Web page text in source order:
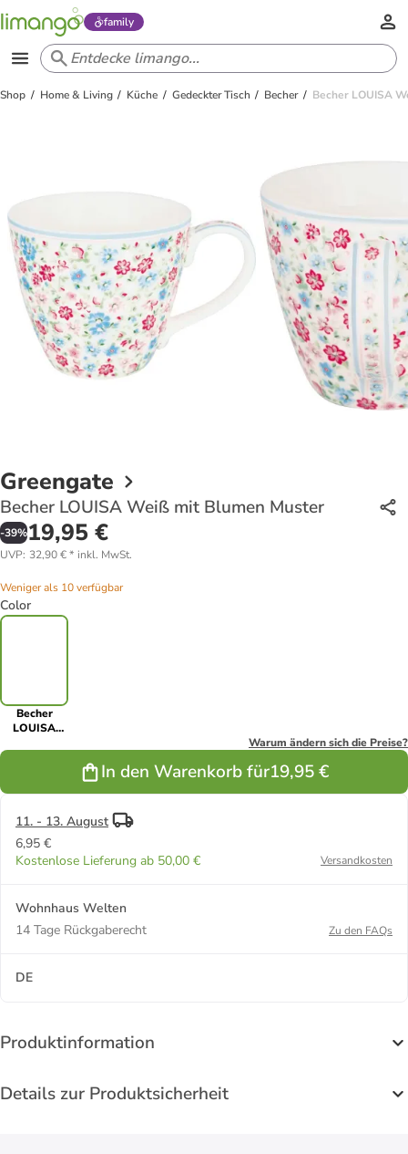
family
Shop Home & Living Küche Gedeckter Tisch Becher Becher LOUISA
Greengate
Becher LOUISA Weiß mit Blumen Muster
-39%19,95 €
UVP: 32,90 €* inkl. MwSt.
Weniger als 10 verfügbar
Color
Becher
LOUISA
Warum ändern sich die Preise?
In den Warenkorb für19,95 €
11. - 13. August
6,95 €
Kostenlose Lieferung ab 50,00 €
Versandkosten
Wohnhaus Welten
14 Tage Rückgaberecht
Zu den FAQs
DE
Produktinformation
Details zur Produktsicherheit